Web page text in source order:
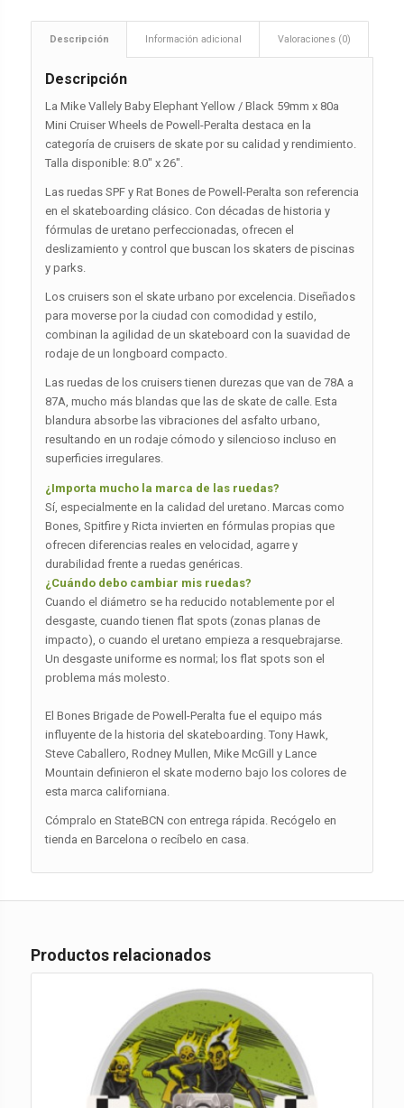
Descripción Información adicional Valoraciones (0)
Descripción
La Mike Vallely Baby Elephant Yellow / Black 59mm x 80a
Mini Cruiser Wheels de Powell-Peralta destaca en la
categoría de cruisers de skate por su calidad y rendimiento.
Talla disponible: 8.0″ x 26″.
Las ruedas SPF y Rat Bones de Powell-Peralta son referencia
en el skateboarding clásico. Con décadas de historia y
fórmulas de uretano perfeccionadas, ofrecen el
deslizamiento y control que buscan los skaters de piscinas
y parks.
Los cruisers son el skate urbano por excelencia. Diseñados
para moverse por la ciudad con comodidad y estilo,
combinan la agilidad de un skateboard con la suavidad de
rodaje de un longboard compacto.
Las ruedas de los cruisers tienen durezas que van de 78A a
87A, mucho más blandas que las de skate de calle. Esta
blandura absorbe las vibraciones del asfalto urbano,
resultando en un rodaje cómodo y silencioso incluso en
superficies irregulares.
¿Importa mucho la marca de las ruedas?
Sí, especialmente en la calidad del uretano. Marcas como
Bones, Spitfire y Ricta invierten en fórmulas propias que
ofrecen diferencias reales en velocidad, agarre y
durabilidad frente a ruedas genéricas.
¿Cuándo debo cambiar mis ruedas?
Cuando el diámetro se ha reducido notablemente por el
desgaste, cuando tienen flat spots (zonas planas de
impacto), o cuando el uretano empieza a resquebrajarse.
Un desgaste uniforme es normal; los flat spots son el
problema más molesto.
El Bones Brigade de Powell-Peralta fue el equipo más
influyente de la historia del skateboarding. Tony Hawk,
Steve Caballero, Rodney Mullen, Mike McGill y Lance
Mountain definieron el skate moderno bajo los colores de
esta marca californiana.
Cómpralo en StateBCN con entrega rápida. Recógelo en
tienda en Barcelona o recíbelo en casa.
Productos relacionados